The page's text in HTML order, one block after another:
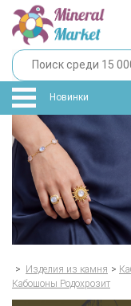
Новинки
> Изделия из камня >
Кабошоны Родохрозит